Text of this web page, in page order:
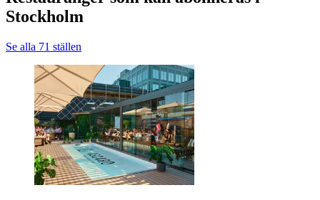
Stockholm
Se alla 71 ställen